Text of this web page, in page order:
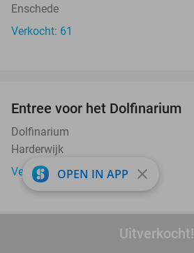
Uitverkocht!
Enschede
Verkocht: 61
Entree voor het Dolfinarium
Dolfinarium
Harderwijk
Verkocht: 21.431OPEN IN APP close